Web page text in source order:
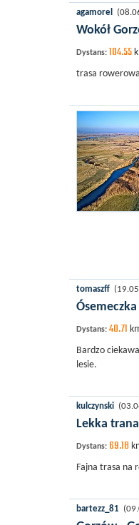
agamorel
Wokół
Dystans: 104.55
trasa
tomaszff
Dystans: 40.71
Bardzo
lesie.
kulczynski
Lekka
Dystans: 69.18
Fajna trasa na
bartezz_81